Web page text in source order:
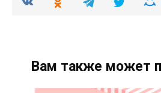
Вам также может